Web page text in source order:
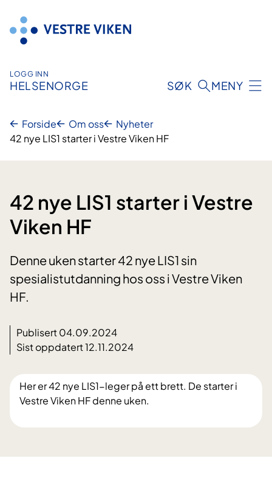
innhold
LOGG INN
HELSENORGE SØK MENY
Forside Om oss
Nyheter
42 nye LIS1 starter i Vestre Viken HF
42 nye LIS1 starter i Vestre
Viken HF
Denne uken starter 42 nye LIS1 sin
spesialistutdanning hos oss i Vestre Viken
HF.
Publisert 04.09.2024
Sist oppdatert 12.11.2024
Her er 42 nye LIS1-leger på ett brett. De starter i
Vestre Viken HF denne uken.